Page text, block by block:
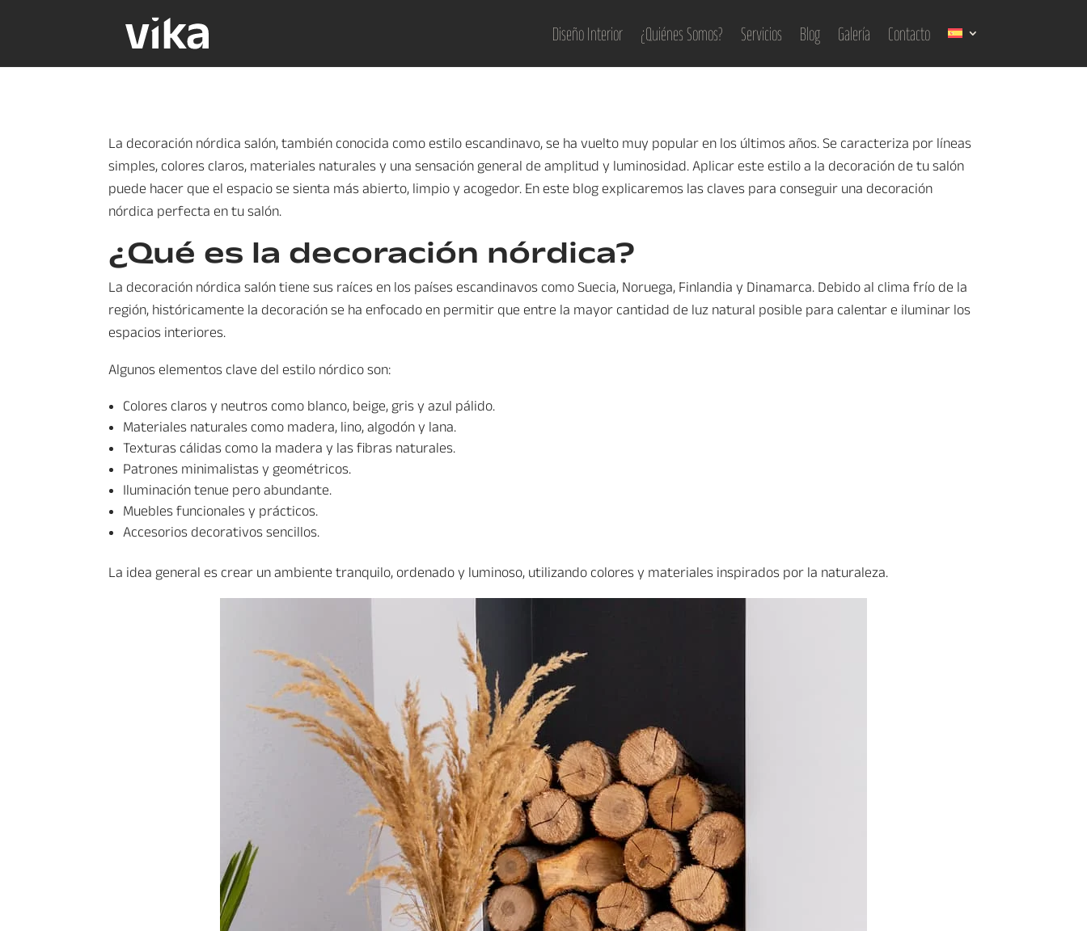
Diseño Interior ¿Quiénes Somos? Servicios Blog Galería Contacto
La decoración nórdica salón, también conocida como estilo escandinavo, se ha vuelto muy popular en los últimos años. Se caracteriza por líneas
simples, colores claros, materiales naturales y una sensación general de amplitud y luminosidad. Aplicar este estilo a la decoración de tu salón
puede hacer que el espacio se sienta más abierto, limpio y acogedor. En este blog explicaremos las claves para conseguir una decoración
nórdica perfecta en tu salón.
¿Qué es la decoración nórdica?
La decoración nórdica salón tiene sus raíces en los países escandinavos como Suecia, Noruega, Finlandia y Dinamarca. Debido al clima frío de la
región, históricamente la decoración se ha enfocado en permitir que entre la mayor cantidad de luz natural posible para calentar e iluminar los
espacios interiores.
Algunos elementos clave del estilo nórdico son:
Colores claros y neutros como blanco, beige, gris y azul pálido.
Materiales naturales como madera, lino, algodón y lana.
Texturas cálidas como la madera y las fibras naturales.
Patrones minimalistas y geométricos.
Iluminación tenue pero abundante.
Muebles funcionales y prácticos.
Accesorios decorativos sencillos.
La idea general es crear un ambiente tranquilo, ordenado y luminoso, utilizando colores y materiales inspirados por la naturaleza.